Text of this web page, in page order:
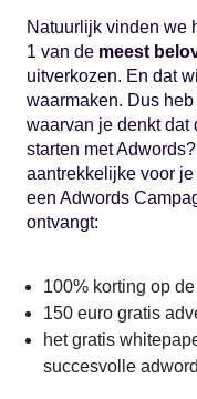
Natuurlijk vinden we
1 van de meest
uitverkozen. En dat
waarmaken. Dus
waarvan je denkt dat
starten met
aantrekkelijke voor
een Adwords
ontvangt:
100% korting op
150 euro gratis
het gratis
succesvolle